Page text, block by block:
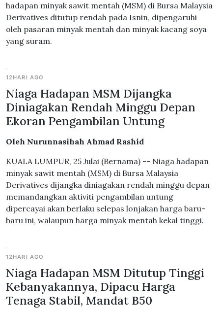
hadapan minyak sawit mentah (MSM) di Bursa Malaysia
Derivatives ditutup rendah pada Isnin, dipengaruhi
oleh pasaran minyak mentah dan minyak kacang soya
yang suram.
12HARI AGO
Niaga Hadapan MSM Dijangka
Diniagakan Rendah Minggu Depan
Ekoran Pengambilan Untung
Oleh Nurunnasihah Ahmad Rashid
KUALA LUMPUR, 25 Julai (Bernama) -- Niaga hadapan
minyak sawit mentah (MSM) di Bursa Malaysia
Derivatives dijangka diniagakan rendah minggu depan
memandangkan aktiviti pengambilan untung
dipercayai akan berlaku selepas lonjakan harga baru-
baru ini, walaupun harga minyak mentah kekal tinggi.
12HARI AGO
Niaga Hadapan MSM Ditutup Tinggi
Kebanyakannya, Dipacu Harga
Tenaga Stabil, Mandat B50